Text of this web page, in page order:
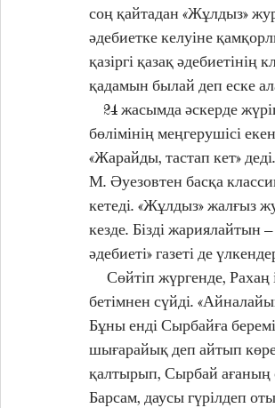
соң қайтадан «Жұлдыз»
әдебиетке келуіне
қазіргі қазақ
қадамын былай деп еске
бөлімінің меңгерушісі
«Жарайды, тастап кет»
М. Әуезовтен басқа
кетеді. «Жұлдыз» жалғыз
кезде. Бізді жариялайтын
әдебиеті» газеті де
бетімнен сүйді.
Бұны енді Сырбайға
шығарайық деп айтып
қалтырып, Сырбай ағаның
Барсам, даусы гүрілдеп